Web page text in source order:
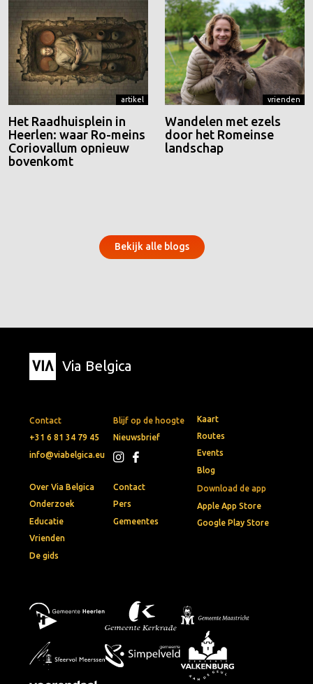
artikel
Het Raadhuisplein in
Heerlen: waar Ro-meins
Coriovallum opnieuw
bovenkomt
vrienden
Wandelen met ezels
door het Romeinse
landschap
Bekijk alle blogs
Via Belgica
Contact
+31 6 81 34 79 45
info@viabelgica.eu
Blijf op de hoogte
Nieuwsbrief
Download de app
Apple App Store
Google Play Store
Kaart
Routes
Events
Blog
Over Via Belgica
Onderzoek
Educatie
Vrienden
De gids
Contact
Pers
Gemeentes